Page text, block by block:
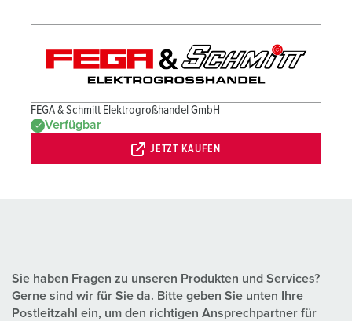
FEGA & Schmitt Elektrogroßhandel GmbH
Verfügbar
JETZT KAUFEN
Sie haben Fragen zu unseren Produkten und Services?
Gerne sind wir für Sie da. Bitte geben Sie unten Ihre
Postleitzahl ein, um den richtigen Ansprechpartner für